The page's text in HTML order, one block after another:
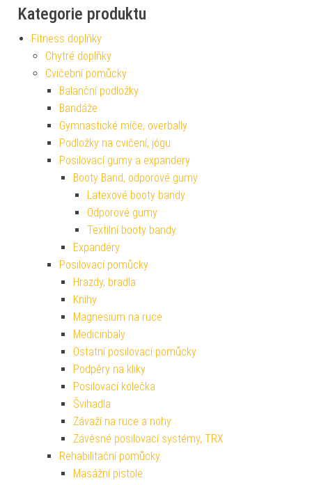
Kategorie produktu
Fitness doplňky
Chytré doplňky
Cvičební pomůcky
Balanční podložky
Bandáže
Gymnastické míče, overbally
Podložky na cvičení, jógu
Posilovací gumy a expandery
Booty Band, odporové gumy
Latexové booty bandy
Odporové gumy
Textilní booty bandy
Expandéry
Posilovací pomůcky
Hrazdy, bradla
Knihy
Magnesium na ruce
Medicinbaly
Ostatní posilovací pomůcky
Podpěry na kliky
Posilovací kolečka
Švihadla
Závaží na ruce a nohy
Závěsné posilovací systémy, TRX
Rehabilitační pomůcky
Masážní pistole